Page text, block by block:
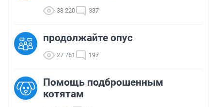
38 220 337
продолжайте опус
27 761 197
Помощь подброшенным
котятам